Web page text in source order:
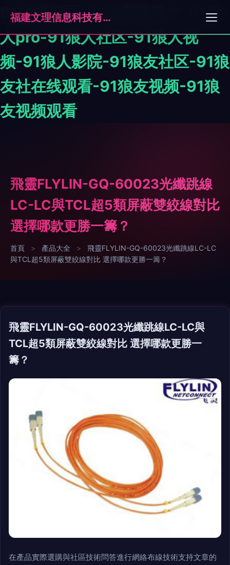
91快播麻豆-91啦露脸熟女-91狼
人pro-91狼人社区-91狼人视
频-91狼人影院-91狼友社区-91狼
友社在线观看-91狼友视频-91狼
友视频观看
福建文理信息科技有限公司
飛靈FLYLIN-GQ-60023光纖跳線
LC-LC與TCL超5類屏蔽雙絞線對比
選擇哪款更勝一籌？
首頁 > 產品大全 >
飛靈FLYLIN-GQ-60023光纖跳線LC-LC
與TCL超5類屏蔽雙絞線對比 選擇哪款更勝一籌？
飛靈FLYLIN-GQ-60023光纖跳線LC-LC與
TCL超5類屏蔽雙絞線對比 選擇哪款更勝一
籌？
在產品實際選購與社區技術問答進行網絡布線技術支持文章的